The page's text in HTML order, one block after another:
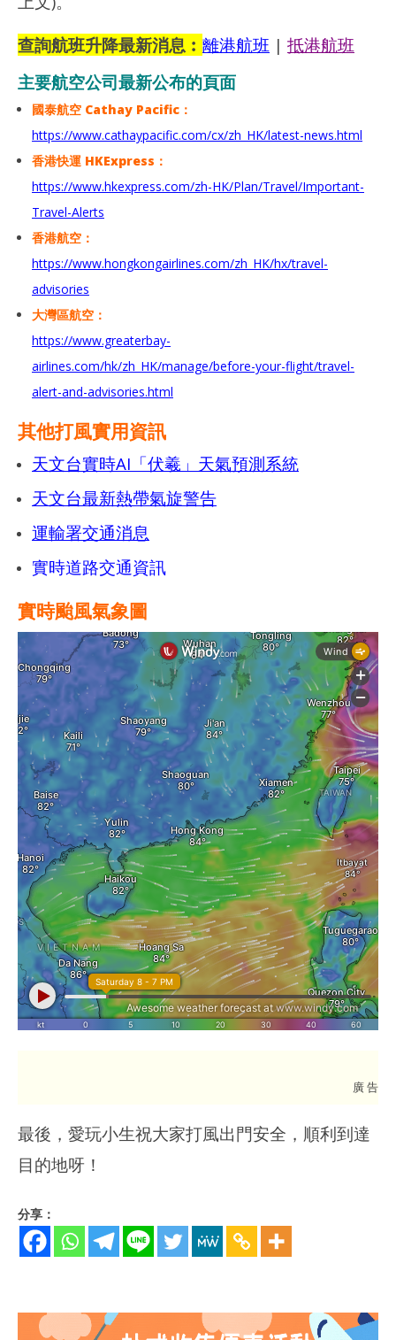
查詢航班升降最新消息︰ 離港航班 | 抵港航班
主要航空公司最新公布的頁面
國泰航空 Cathay Pacific：
https://www.cathaypacific.com/cx/zh_HK/latest-news.html
香港快運 HKExpress：
https://www.hkexpress.com/zh-HK/Plan/Travel/Important-
Travel-Alerts
香港航空：
https://www.hongkongairlines.com/zh_HK/hx/travel-
advisories
大灣區航空：
https://www.greaterbay-
airlines.com/hk/zh_HK/manage/before-your-flight/travel-
alert-and-advisories.html
其他打風實用資訊
天文台實時AI「伏羲」天氣預測系統
天文台最新熱帶氣旋警告
運輸署交通消息
實時道路交通資訊
實時颱風氣象圖
廣 告
最後，愛玩小生祝大家打風出門安全，順利到達
目的地呀！
分享：